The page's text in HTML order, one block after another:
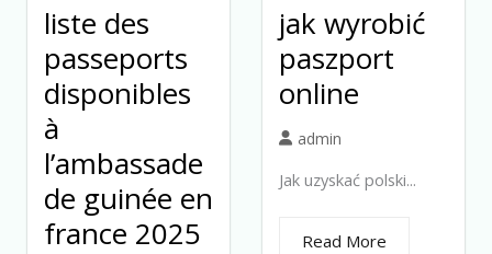
liste des
passeports
disponibles
à
l’ambassade
de guinée en
france 2025
jak wyrobić
paszport
online
admin
Jak uzyskać polski...
Read More